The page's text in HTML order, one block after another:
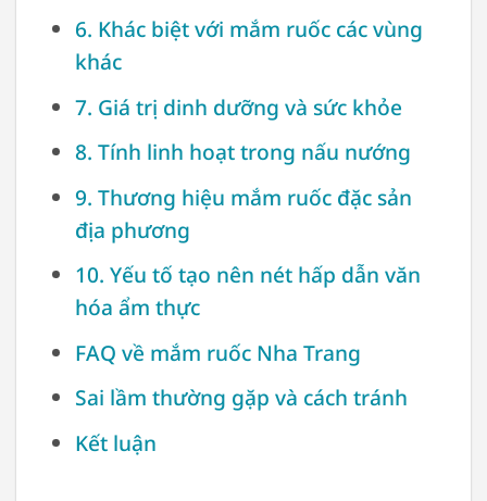
6. Khác biệt với mắm ruốc các vùng
khác
7. Giá trị dinh dưỡng và sức khỏe
8. Tính linh hoạt trong nấu nướng
9. Thương hiệu mắm ruốc đặc sản
địa phương
10. Yếu tố tạo nên nét hấp dẫn văn
hóa ẩm thực
FAQ về mắm ruốc Nha Trang
Sai lầm thường gặp và cách tránh
Kết luận